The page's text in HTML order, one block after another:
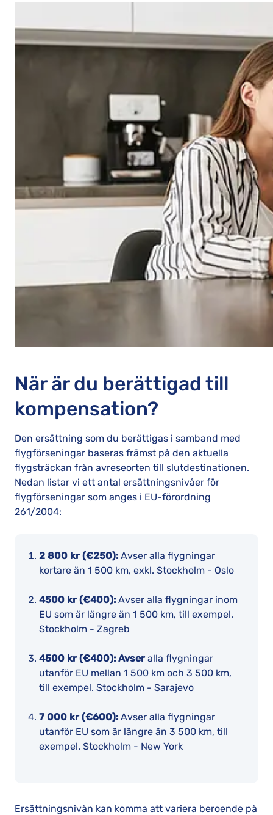
När är du berättigad till
kompensation?
Den ersättning som du berättigas i samband med
flygförseningar baseras främst på den aktuella
flygsträckan från avreseorten till slutdestinationen.
Nedan listar vi ett antal ersättningsnivåer för
flygförseningar som anges i EU-förordning
261/2004:
2 800 kr (€250): Avser alla flygningar
kortare än 1 500 km, exkl. Stockholm - Oslo
4500 kr (€400): Avser alla flygningar inom
EU som är längre än 1 500 km, till exempel.
Stockholm - Zagreb
4500 kr (€400): Avseralla flygningar
utanför EU mellan 1 500 km och 3 500 km,
till exempel. Stockholm - Sarajevo
7 000 kr (€600): Avser alla flygningar
utanför EU som är längre än 3 500 km, till
exempel. Stockholm - New York
Ersättningsnivån kan komma att variera beroende på